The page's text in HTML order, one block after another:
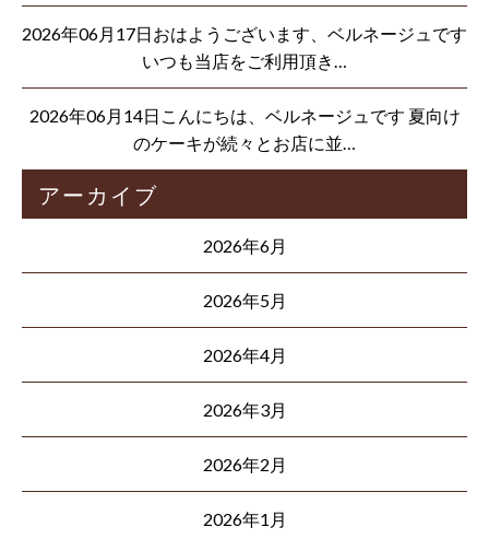
2026年06月17日おはようございます、ベルネージュです
いつも当店をご利用頂き…
2026年06月14日こんにちは、ベルネージュです 夏向け
のケーキが続々とお店に並…
アーカイブ
2026年6月
2026年5月
2026年4月
2026年3月
2026年2月
2026年1月